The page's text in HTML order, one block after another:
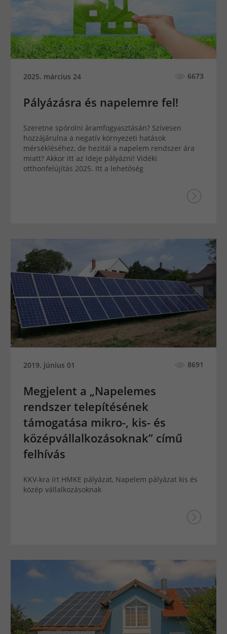
2025. március 24 6673
Pályázásra és napelemre fel!
Szeretne spórolni áramfogyasztásán? Szívesen
hozzájárulna a negatív környezeti hatások
mérsékléséhez, de hezitál a napelem rendszer ára
miatt? Akkor itt az ideje pályázni! Vidéki
otthonfelújítás 2025. Itt a lehetőség
2019. június 01 8691
Megjelent a „Napelemes
rendszer telepítésének
támogatása mikro-, kis- és
középvállalkozásoknak” című
felhívás
KKV-kra írt HMKE pályázat, Napelem pályázat kis és
közép vállalkozásoknak